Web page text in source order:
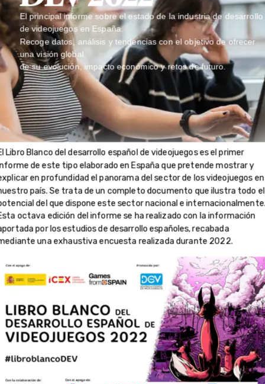
El principal informe sobre el estado de la industria de desarrollo
de videojuegos en España.
Recoge datos, análisis y tendencias con el objetivo de ofrecer
una visión global
de su evolución, impacto económico y retos de futuro.
Libro Blanco del desarrollo español de videojuegos es el primer
de este tipo elaborado en España que pretende mostrar y
en profundidad el panorama del sector de los videojuegos en
país. Se trata de un completo documento que ilustra todo el
del que dispone este sector nacional e
octava edición del informe se ha realizado con la información
por los estudios de desarrollo españoles, recabada
una exhaustiva encuesta realizada durante 2022.